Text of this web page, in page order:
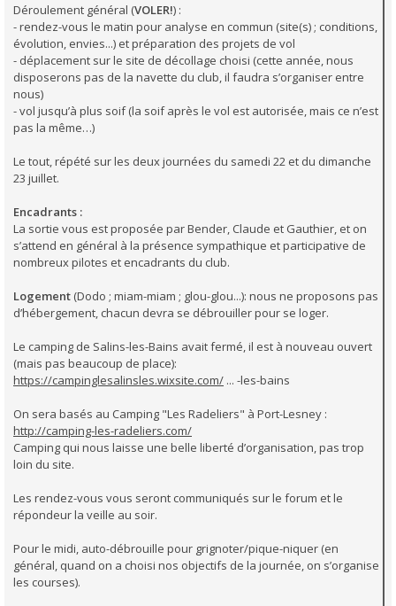
Déroulement général (VOLER!) :
- rendez-vous le matin pour analyse en commun (site(s) ; conditions,
évolution, envies...) et préparation des projets de vol
- déplacement sur le site de décollage choisi (cette année, nous
disposerons pas de la navette du club, il faudra s’organiser entre
nous)
- vol jusqu’à plus soif (la soif après le vol est autorisée, mais ce n’est
pas la même…)
Le tout, répété sur les deux journées du samedi 22 et du dimanche
23 juillet.
Encadrants :
La sortie vous est proposée par Bender, Claude et Gauthier, et on
s’attend en général à la présence sympathique et participative de
nombreux pilotes et encadrants du club.
Logement (Dodo ; miam-miam ; glou-glou...): nous ne proposons pas
d’hébergement, chacun devra se débrouiller pour se loger.
Le camping de Salins-les-Bains avait fermé, il est à nouveau ouvert
(mais pas beaucoup de place):
https://campinglesalinsles.wixsite.com/ ... -les-bains
On sera basés au Camping "Les Radeliers" à Port-Lesney :
http://camping-les-radeliers.com/
Camping qui nous laisse une belle liberté d’organisation, pas trop
loin du site.
Les rendez-vous vous seront communiqués sur le forum et le
répondeur la veille au soir.
Pour le midi, auto-débrouille pour grignoter/pique-niquer (en
général, quand on a choisi nos objectifs de la journée, on s’organise
les courses).